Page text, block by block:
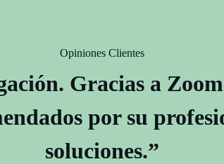
Opiniones Clientes
Gracias a
por su
soluciones.”